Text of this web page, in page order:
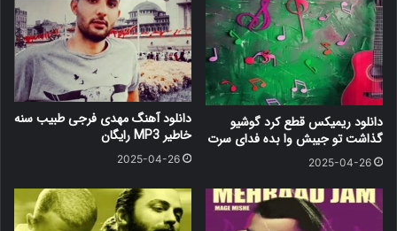
دانلود ریمیکس قطع کرد گوشیو
گذاشت تو جیبش وا بده فدای سرت
2025-04-26
دانلود آهنگ مهدی فرجی طبیب سنه
خاطیر MP3 رایگان
2025-04-26